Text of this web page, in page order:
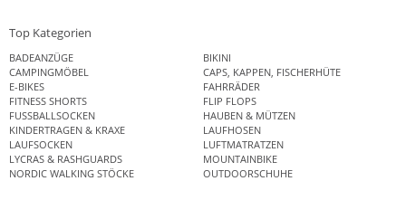
Top Kategorien
BADEANZÜGE
BIKINI
CAMPINGMÖBEL
CAPS, KAPPEN, FISCHERHÜTE
E-BIKES
FAHRRÄDER
FITNESS SHORTS
FLIP FLOPS
FUSSBALLSOCKEN
HAUBEN & MÜTZEN
KINDERTRAGEN & KRAXE
LAUFHOSEN
LAUFSOCKEN
LUFTMATRATZEN
LYCRAS & RASHGUARDS
MOUNTAINBIKE
NORDIC WALKING STÖCKE
OUTDOORSCHUHE